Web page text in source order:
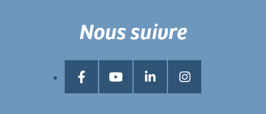
Nous suivre